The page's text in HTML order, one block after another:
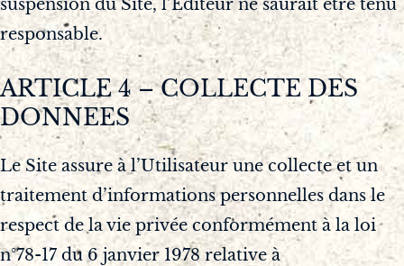
responsable.
ARTICLE 4 – COLLECTE DES
DONNEES
Le Site assure à l’Utilisateur une collecte et un
traitement d’informations personnelles dans le
respect de la vie privée conformément à la loi
n°78-17 du 6 janvier 1978 relative à